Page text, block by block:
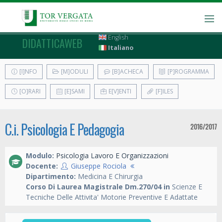
DIDATTICAWEB
English
Italiano
[I]NFO [M]ODULI [B]ACHECA [P]ROGRAMMA
[O]RARI [E]SAMI E[V]ENTI [F]ILES
C.i. Psicologia E Pedagogia 2016/2017
Modulo: Psicologia Lavoro E Organizzazioni
Docente:
Giuseppe Rociola
Dipartimento: Medicina E Chirurgia
Corso Di Laurea Magistrale Dm.270/04 in Scienze E
Tecniche Delle Attivita' Motorie Preventive E Adattate